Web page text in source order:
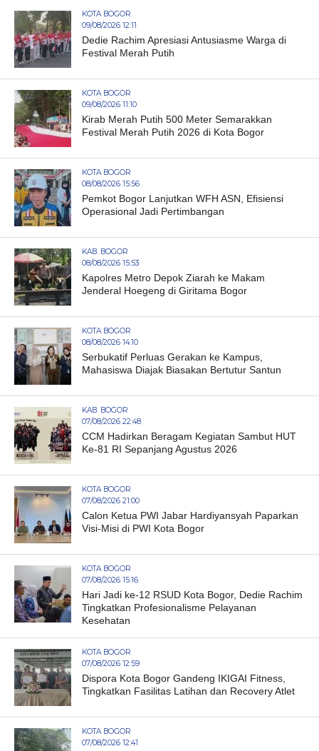
KOTA BOGOR
09/08/2026 12:11
Dedie Rachim Apresiasi Antusiasme Warga di
Festival Merah Putih
KOTA BOGOR
09/08/2026 11:10
Kirab Merah Putih 500 Meter Semarakkan
Festival Merah Putih 2026 di Kota Bogor
KOTA BOGOR
08/08/2026 15:56
Pemkot Bogor Lanjutkan WFH ASN, Efisiensi
Operasional Jadi Pertimbangan
KAB. BOGOR
08/08/2026 15:53
Kapolres Metro Depok Ziarah ke Makam
Jenderal Hoegeng di Giritama Bogor
KOTA BOGOR
08/08/2026 14:10
Serbukatif Perluas Gerakan ke Kampus,
Mahasiswa Diajak Biasakan Bertutur Santun
KAB. BOGOR
07/08/2026 22:48
CCM Hadirkan Beragam Kegiatan Sambut HUT
Ke-81 RI Sepanjang Agustus 2026
KOTA BOGOR
07/08/2026 21:00
Calon Ketua PWI Jabar Hardiyansyah Paparkan
Visi-Misi di PWI Kota Bogor
KOTA BOGOR
07/08/2026 15:16
Hari Jadi ke-12 RSUD Kota Bogor, Dedie Rachim
Tingkatkan Profesionalisme Pelayanan
Kesehatan
KOTA BOGOR
07/08/2026 12:59
Dispora Kota Bogor Gandeng IKIGAI Fitness,
Tingkatkan Fasilitas Latihan dan Recovery Atlet
KOTA BOGOR
07/08/2026 12:41